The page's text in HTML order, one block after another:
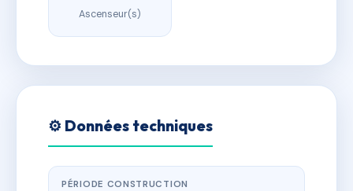
Ascenseur(s)
⚙️ Données techniques
PÉRIODE CONSTRUCTION